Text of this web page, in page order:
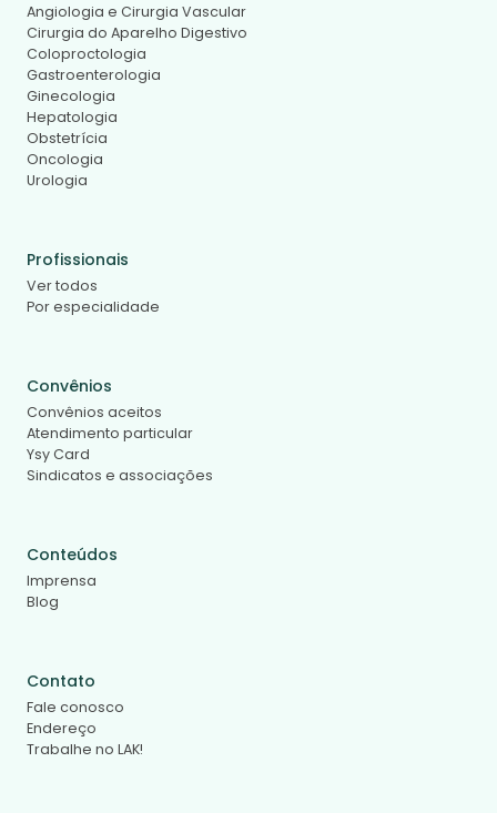
Angiologia e Cirurgia Vascular
Cirurgia do Aparelho Digestivo
Coloproctologia
Gastroenterologia
Ginecologia
Hepatologia
Obstetrícia
Oncologia
Urologia
Profissionais
Ver todos
Por especialidade
Convênios
Convênios aceitos
Atendimento particular
Ysy Card
Sindicatos e associações
Conteúdos
Imprensa
Blog
Contato
Fale conosco
Endereço
Trabalhe no LAK!